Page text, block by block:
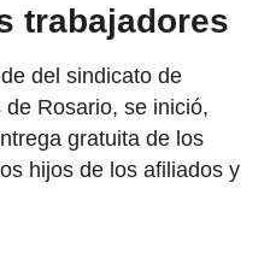
trabajadores
del sindicato de
Rosario, se inició,
gratuita de los
hijos de los afiliados y